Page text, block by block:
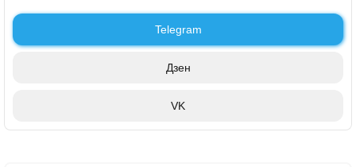
Telegram
Дзен
VK